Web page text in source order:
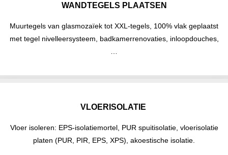
WANDTEGELS PLAATSEN
Muurtegels van glasmozaïek tot XXL-tegels, 100% vlak geplaatst
met tegel nivelleersysteem, badkamerrenovaties, inloopdouches,
VLOERISOLATIE
Vloer isoleren: EPS-isolatiemortel, PUR spuitisolatie, vloerisolatie
platen (PUR, PIR, EPS, XPS), akoestische isolatie.